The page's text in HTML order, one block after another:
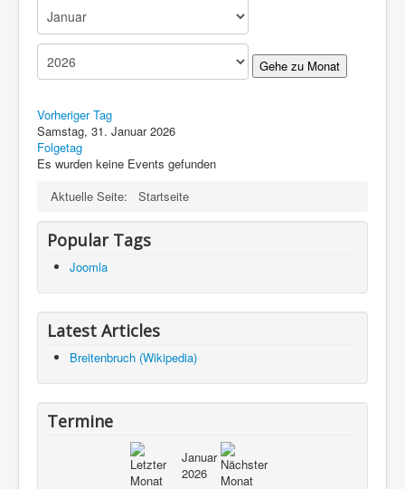
Gehe zu Monat
Vorheriger Tag
Samstag, 31. Januar 2026
Folgetag
Es wurden keine Events gefunden
Aktuelle Seite:
Startseite
Popular Tags
Joomla
Latest Articles
Breitenbruch (Wikipedia)
Termine
Januar
2026